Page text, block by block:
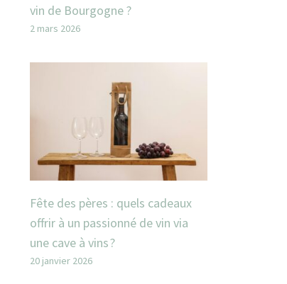
vin de Bourgogne ?
2 mars 2026
Fête des pères : quels cadeaux
offrir à un passionné de vin via
une cave à vins ?
20 janvier 2026